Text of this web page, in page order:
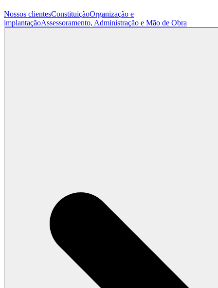
Nossos clientesConstituiçãoOrganização e
implantaçãoAssessoramento, Administração e Mão de Obra